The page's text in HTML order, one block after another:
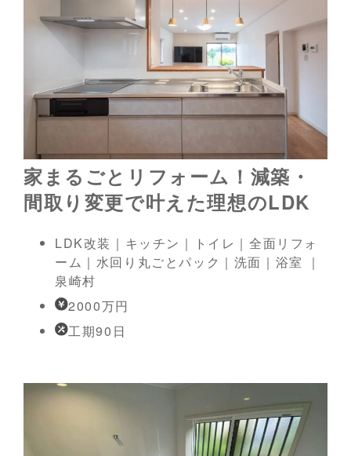
家まるごとリフォーム！減築・
間取り変更で叶えた理想のLDK
LDK改装｜キッチン｜トイレ｜全面リフォ
ーム｜水回り丸ごとパック｜洗面｜浴室 ｜
泉崎村
2000万円
工期90日